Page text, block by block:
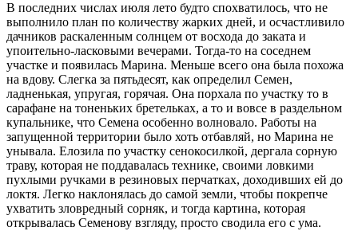
В последних числах июля лето будто спохватилось, что не
выполнило план по количеству жарких дней, и осчастливило
дачников раскаленным солнцем от восхода до заката и
упоительно-ласковыми вечерами. Тогда-то на соседнем
участке и появилась Марина. Меньше всего она была похожа
на вдову. Слегка за пятьдесят, как определил Семен,
ладненькая, упругая, горячая. Она порхала по участку то в
сарафане на тоненьких бретельках, а то и вовсе в раздельном
купальнике, что Семена особенно волновало. Работы на
запущенной территории было хоть отбавляй, но Марина не
унывала. Елозила по участку сенокосилкой, дергала сорную
траву, которая не поддавалась технике, своими ловкими
пухлыми ручками в резиновых перчатках, доходивших ей до
локтя. Легко наклонялась до самой земли, чтобы покрепче
ухватить зловредный сорняк, и тогда картина, которая
открывалась Семенову взгляду, просто сводила его с ума.